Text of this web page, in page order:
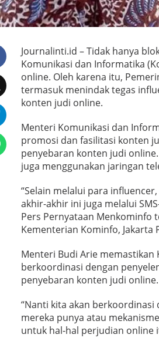
d
i
l
i
n
e
Journalinti.id – Tidak hanya
Komunikasi dan Informatika
online. Oleh karena itu,
termasuk menindak tegas
konten judi online.
Menteri Komunikasi dan
promosi dan fasilitasi konten
penyebaran konten judi
juga menggunakan jaringan
“Selain melalui para
akhir-akhir ini juga melalui
Pers Pernyataan Menkominfo
Kementerian Kominfo, Jakarta
Menteri Budi Arie memastikan
berkoordinasi dengan
penyebaran konten judi online.
“Nanti kita akan
mereka punya atau
untuk hal-hal perjudian online